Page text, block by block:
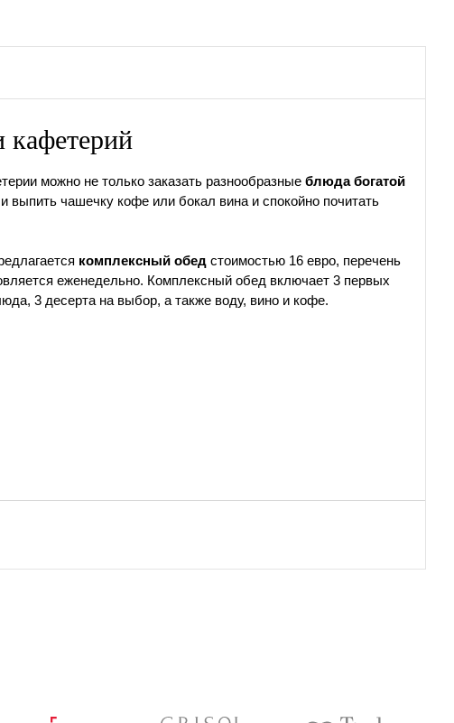
кафетерий
можно не только заказать разнообразные блюда богатой
выпить чашечку кофе или бокал вина и спокойно почитать
комплексный обед стоимостью 16 евро, перечень
еженедельно. Комплексный обед включает 3 первых
3 десерта на выбор, а также воду, вино и кофе.